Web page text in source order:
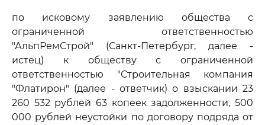
по исковому заявлению общества с
ограниченной ответственностью
"АльпРемСтрой" (Санкт-Петербург, далее -
истец) к обществу с ограниченной
ответственностью "Строительная компания
"Флатирон" (далее - ответчик) о взыскании 23
260 532 рублей 63 копеек задолженности, 500
000 рублей неустойки по договору подряда от